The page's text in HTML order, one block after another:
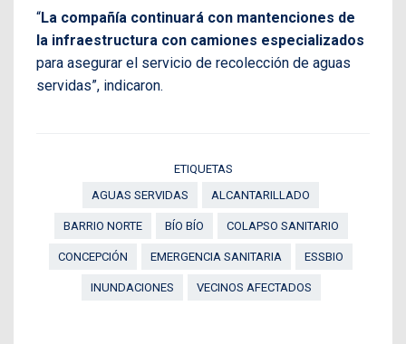
“La compañía continuará con mantenciones de
la infraestructura con camiones especializados
para asegurar el servicio de recolección de aguas
servidas”, indicaron.
ETIQUETAS
AGUAS SERVIDAS
ALCANTARILLADO
BARRIO NORTE BÍO BÍO COLAPSO SANITARIO
CONCEPCIÓN EMERGENCIA SANITARIA ESSBIO
INUNDACIONES VECINOS AFECTADOS